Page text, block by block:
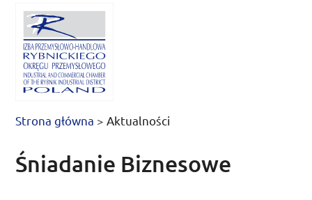
Strona główna > Aktualności
Śniadanie Biznesowe